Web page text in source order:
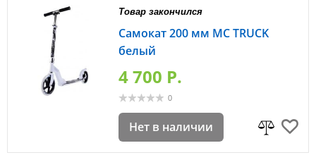
Товар закончился
Самокат 200 мм MC TRUCK
белый
4 700 P.
0
Нет в наличии